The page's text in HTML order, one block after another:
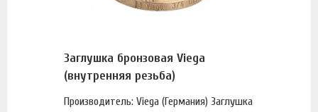
Заглушка бронзовая Viega
(внутренняя резьба)
Производитель: Viega (Германия) Заглушка